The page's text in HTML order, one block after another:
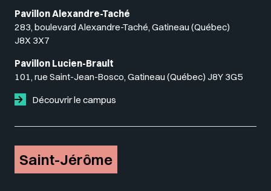
Pavillon Alexandre-Taché
283, boulevard Alexandre-Taché, Gatineau (Québec)
J8X 3X7
Pavillon Lucien-Brault
101, rue Saint-Jean-Bosco, Gatineau (Québec) J8Y 3G5
Découvrir le campus
Saint-Jérôme